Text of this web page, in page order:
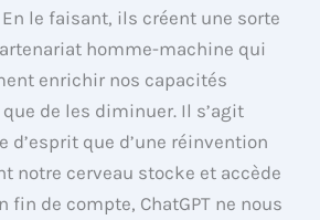
En le faisant, ils créent une sorte
homme-machine qui
enrichir nos capacités
de les diminuer. Il s’agit
d’esprit que d’une réinvention
notre cerveau stocke et accède
fin de compte, ChatGPT ne nous